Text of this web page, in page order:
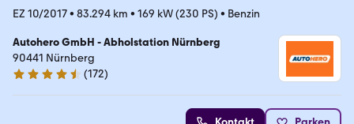
EZ 10/2017• 83.294 km • 169 kW (230 PS) • Benzin
Autohero GmbH - Abholstation Nürnberg
90441 Nürnberg
4.5 Sterne
(172)